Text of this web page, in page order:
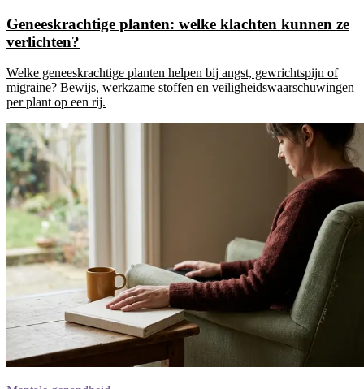
Geneeskrachtige planten: welke klachten kunnen ze
verlichten?
Welke geneeskrachtige planten helpen bij angst, gewrichtspijn of
migraine? Bewijs, werkzame stoffen en veiligheidswaarschuwingen
per plant op een rij.